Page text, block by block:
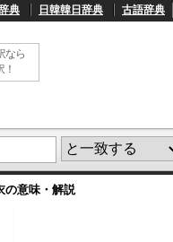
典 日韓韓日辞典 古語辞典
なら
の意味・解説